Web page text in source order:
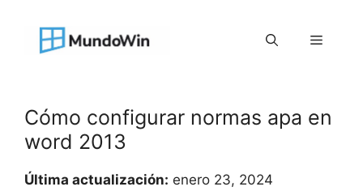
contenido
Menú
Cómo configurar normas apa en
word 2013
Última actualización: enero 23, 2024